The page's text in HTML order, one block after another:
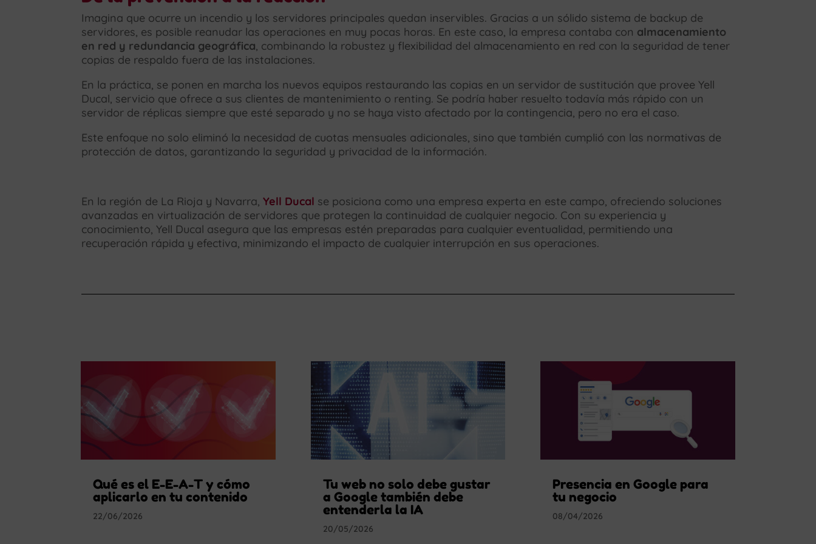
Imagina que ocurre un incendio y los servidores principales quedan inservibles. Gracias a un sólido sistema de backup de
servidores, es posible reanudar las operaciones en muy pocas horas. En este caso, la empresa contaba con almacenamiento
en red y redundancia geográfica, combinando la robustez y flexibilidad del almacenamiento en red con la seguridad de tener
copias de respaldo fuera de las instalaciones.
En la práctica, se ponen en marcha los nuevos equipos restaurando las copias en un servidor de sustitución que provee Yell
Ducal, servicio que ofrece a sus clientes de mantenimiento o renting. Se podría haber resuelto todavía más rápido con un
servidor de réplicas siempre que esté separado y no se haya visto afectado por la contingencia, pero no era el caso.
Este enfoque no solo eliminó la necesidad de cuotas mensuales adicionales, sino que también cumplió con las normativas de
protección de datos, garantizando la seguridad y privacidad de la información.
En la región de La Rioja y Navarra,Yell Ducal se posiciona como una empresa experta en este campo, ofreciendo soluciones
avanzadas en virtualización de servidores que protegen la continuidad de cualquier negocio. Con su experiencia y
conocimiento, Yell Ducal asegura que las empresas estén preparadas para cualquier eventualidad, permitiendo una
recuperación rápida y efectiva, minimizando el impacto de cualquier interrupción en sus operaciones.
Qué es el E-E-A-T y cómo
aplicarlo en tu contenido
22/06/2026
Tu web no solo debe gustar
a Google también debe
entenderla la IA
20/05/2026
Presencia en Google para
tu negocio
08/04/2026